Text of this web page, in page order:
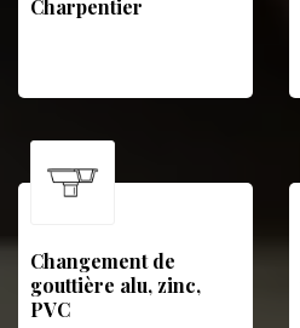
Charpentier
Changement de
gouttière alu, zinc,
PVC